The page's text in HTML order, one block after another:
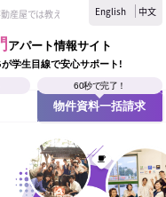
産屋では教えてくれない、筑波大生なら
English 中文
アパート情報サイト
学生目線で安心サポート!
60秒で完了！
物件資料一括請求